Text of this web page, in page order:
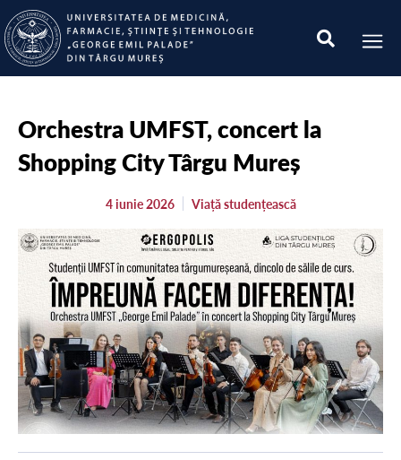
Orchestra UMFST, concert la
Shopping City Târgu Mureș
4 iunie 2026 Viață studențească